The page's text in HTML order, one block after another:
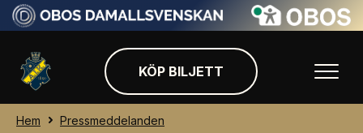
KÖP BILJETT
Hem Pressmeddelanden